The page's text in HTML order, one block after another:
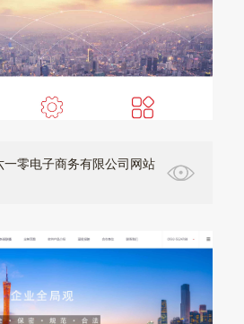
零电子商务有限公司网站